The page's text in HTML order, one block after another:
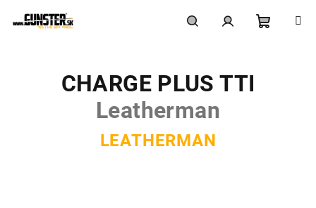
CHARGE PLUS TTI
Leatherman
LEATHERMAN